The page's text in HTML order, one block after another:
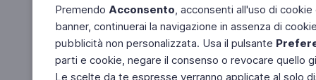
Premendo Acconsento, acconsenti all'uso di
banner, continuerai la navigazione in assenza di
pubblicità non personalizzata. Usa il pulsante
parti e cookie, negare il consenso o revocare quello
Le scelte da te espresse verranno applicate al solo